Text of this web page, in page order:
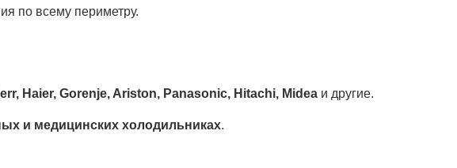
по всему периметру.
Haier, Gorenje, Ariston, Panasonic, Hitachi, Midea и другие.
и медицинских холодильниках.